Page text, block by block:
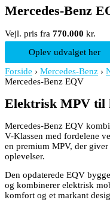
Mercedes-Benz
Vejl. pris fra 770.000 kr.
Oplev udvalget her
Forside › Mercedes-Benz ›
Mercedes-Benz EQV
Elektrisk MPV til
Mercedes-Benz EQV
V-Klassen med fordelene
en premium MPV, der giver
oplevelser.
Den opdaterede EQV
og kombinerer elektrisk
komfort og et markant